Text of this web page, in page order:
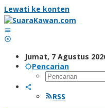
Lewati ke konten
Jumat, 7 Agustus
Pencarian
RSS